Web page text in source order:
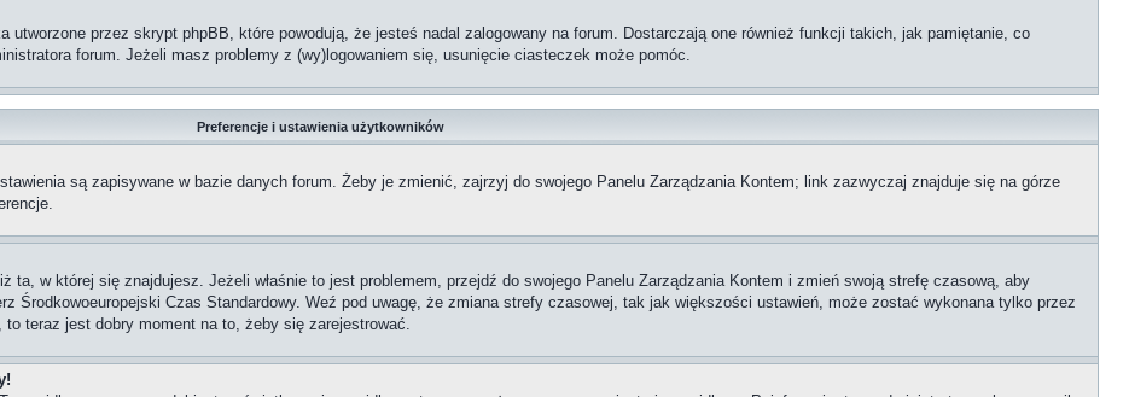
utworzone przez skrypt phpBB, które powodują, że jesteś nadal zalogowany na forum. Dostarczają one również funkcji takich, jak pamiętanie, co
forum. Jeżeli masz problemy z (wy)logowaniem się, usunięcie ciasteczek może pomóc.
Preferencje i ustawienia użytkowników
są zapisywane w bazie danych forum. Żeby je zmienić, zajrzyj do swojego Panelu Zarządzania Kontem; link zazwyczaj znajduje się na górze
w której się znajdujesz. Jeżeli właśnie to jest problemem, przejdź do swojego Panelu Zarządzania Kontem i zmień swoją strefę czasową, aby
Środkowoeuropejski Czas Standardowy. Weź pod uwagę, że zmiana strefy czasowej, tak jak większości ustawień, może zostać wykonana tylko przez
teraz jest dobry moment na to, żeby się zarejestrować.